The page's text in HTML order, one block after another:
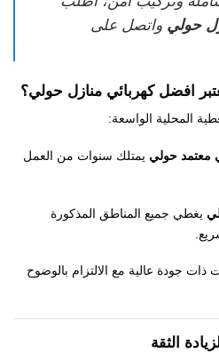
حولي واتصل على
افضل كهربائي منازل حولي؟
المحلية الواسعة:
معتمد حولي يمتلك سنوات من العمل
يغطي جميع المناطق المذكورة
ذات جودة عالية مع الالتزام بالوضوح